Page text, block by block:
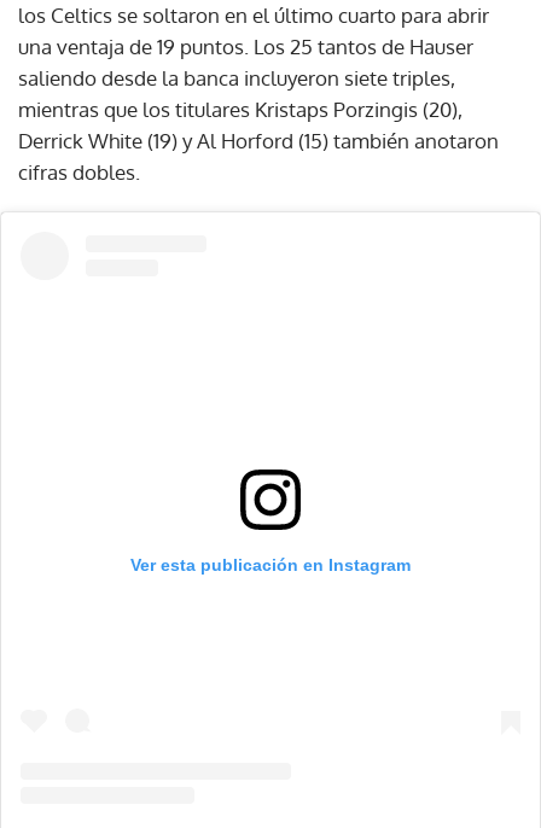
los Celtics se soltaron en el último cuarto para abrir
una ventaja de 19 puntos. Los 25 tantos de Hauser
saliendo desde la banca incluyeron siete triples,
mientras que los titulares Kristaps Porzingis (20),
Derrick White (19) y Al Horford (15) también anotaron
cifras dobles.
Ver esta publicación en Instagram